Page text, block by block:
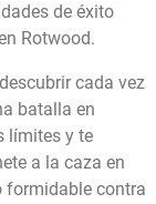
de éxito
Rotwood.
cada vez
batalla en
límites y te
a la caza en
formidable contra